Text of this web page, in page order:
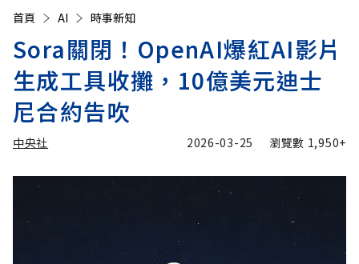
首頁 AI 時事新知
Sora關閉！OpenAI爆紅AI影片
生成工具收攤，10億美元迪士
尼合約告吹
中央社 2026-03-25 瀏覽數 1,950+